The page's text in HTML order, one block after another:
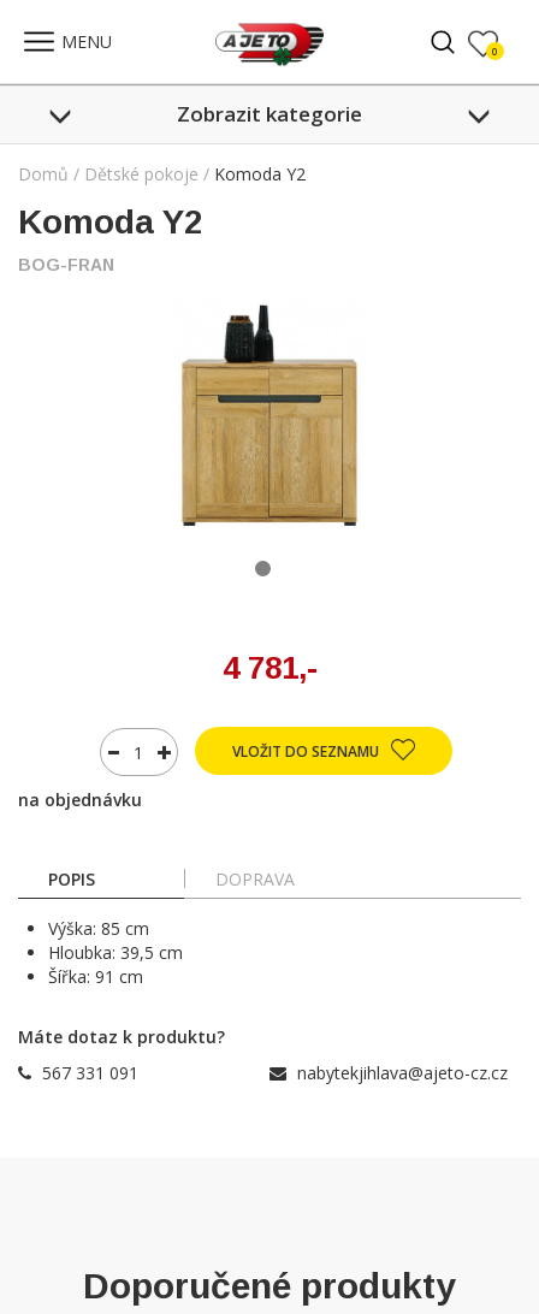
MENU 0
Celkem:0 ,- PŘEJÍT DO SEZNAMU
Zobrazit kategorie
Domů / Dětské pokoje / Komoda Y2
Komoda Y2
BOG-FRAN
POPIS DOPRAVA
Výška: 85 cm
Hloubka: 39,5 cm
Šířka: 91 cm
4 781,-
VLOŽIT DO SEZNAMU
na objednávku
Máte dotaz k produktu?
567 331 091
nabytekjihlava@ajeto-cz.cz
Doporučené produkty